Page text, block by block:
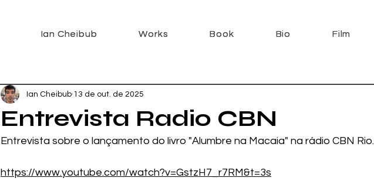
Ian Cheibub Works Book Bio Film
Ian Cheibub Works Book Bio Film
Entrevista Radio CBN
Ian Cheibub 13 de out. de 2025
Entrevista sobre o lançamento do livro "Alumbre na Macaia" na rádio CBN Rio.
https://www.youtube.com/watch?v=GstzH7_r7RM&t=3s